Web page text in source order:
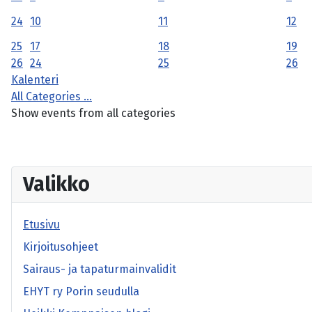
24
10 11 12
25
17 18 19
26 24 25 26
Kalenteri
All Categories ...
Show events from all categories
Valikko
Etusivu
Kirjoitusohjeet
Sairaus- ja tapaturmainvalidit
EHYT ry Porin seudulla